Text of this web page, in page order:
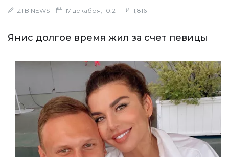
ZTB NEWS 17 декабря, 10:21 1,816
Янис долгое время жил за счет певицы